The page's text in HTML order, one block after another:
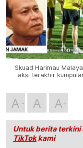
Skuad Harimau
aksi terakhir
A A A
Untuk berita terkini
TikTokkami